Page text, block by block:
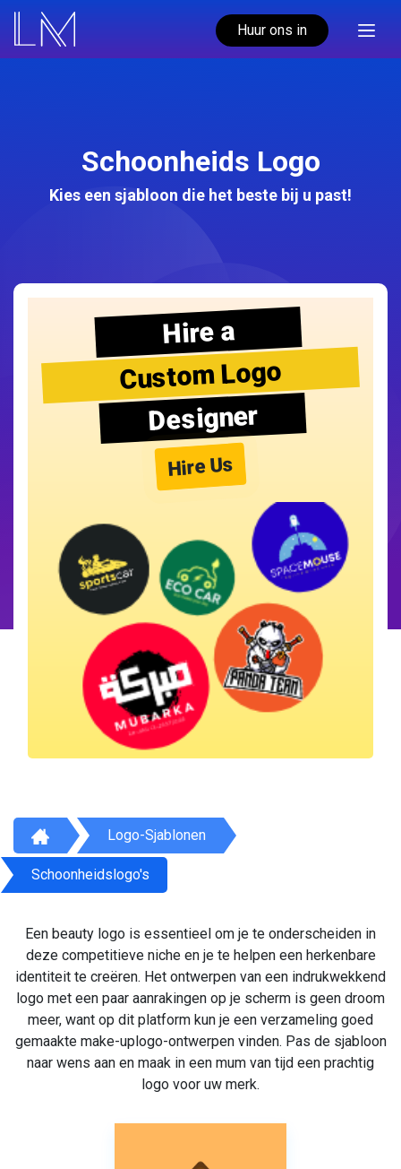
Huur ons in
Schoonheids Logo
Kies een sjabloon die het beste bij u past!
Hire a
Custom Logo
Designer
Hire Us
Logo-Sjablonen
Schoonheidslogo's
Een beauty logo is essentieel om je te onderscheiden in
deze competitieve niche en je te helpen een herkenbare
identiteit te creëren. Het ontwerpen van een indrukwekkend
logo met een paar aanrakingen op je scherm is geen droom
meer, want op dit platform kun je een verzameling goed
gemaakte make-uplogo-ontwerpen vinden. Pas de sjabloon
naar wens aan en maak in een mum van tijd een prachtig
logo voor uw merk.